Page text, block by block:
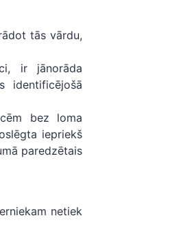
tās vārdu,
ir jānorāda
identificējošā
bez loma
iepriekš
paredzētais
netiek